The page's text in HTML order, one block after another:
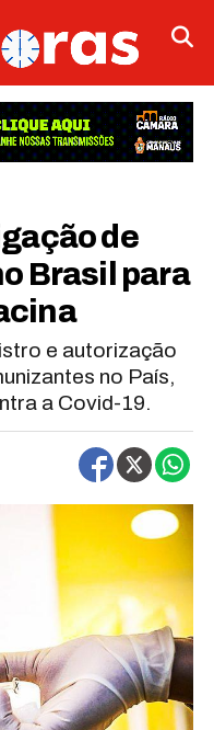
de
Brasil para
e autorização
no País,
a Covid-19.